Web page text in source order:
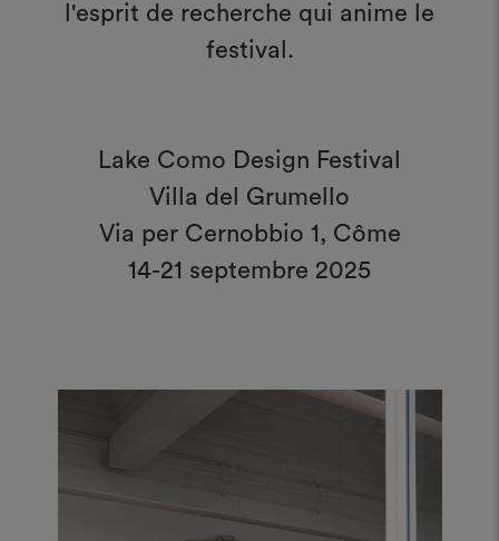
l'esprit de recherche qui anime le
festival.
Lake Como Design Festival
Villa del Grumello
Via per Cernobbio 1, Côme
14-21 septembre 2025